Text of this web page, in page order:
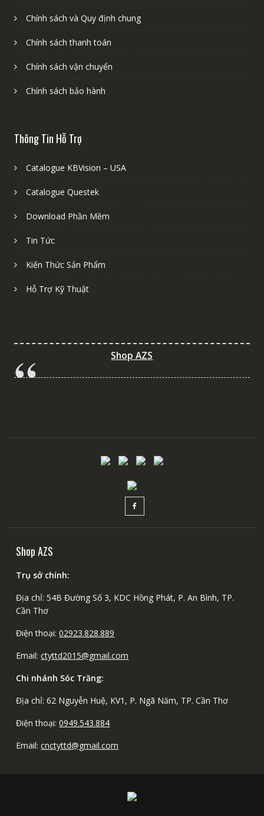
Chính sách và Quy định chung
Chính sách thanh toán
Chính sách vận chuyển
Chính sách bảo hành
Thông Tin Hỗ Trợ
Catalogue KBVision – USA
Catalogue Questek
Download Phần Mềm
Tin Tức
Kiến Thức Sản Phẩm
Hỗ Trợ Kỹ Thuật
Shop AZS
Shop AZS
Trụ sở chính:
Địa chỉ: 54B Đường Số 3, KDC Hồng Phát, P. An Bình, TP.
Cần Thơ
Điện thoại:02923.828.889
Email:ctyttd2015@gmail.com
Chi nhánh Sóc Trăng:
Địa chỉ: 62 Nguyễn Huệ, KV1, P. Ngã Năm, TP. Cần Thơ
Điện thoại:0949.543.884
Email:cnctyttd@gmail.com